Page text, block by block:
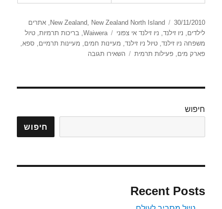
פורסם
בתאריך
30/11/2010 קטגוריות New Zealand, New Zealand North Island
,אתרים
לילדים, ניו זילנד, ניו זילנד אי צפוני תגיות
Waiwera
,בריכות תרמיות,טיול
משפחה ניו זילנד,טיול ניו זילנד, מעיינות חמים, מעיינות תרמיים, ספא,
פארק מים,פעילות תרמית השאירו תגובה
חיפוש
חיפוש
Recent Posts